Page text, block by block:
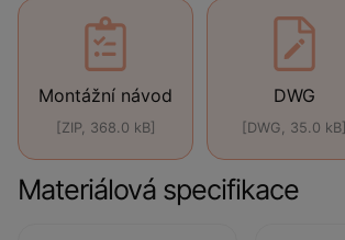
Montážní návod
[ZIP, 368.0 kB]
DWG
[DWG, 35.0 kB]
Materiálová specifikace